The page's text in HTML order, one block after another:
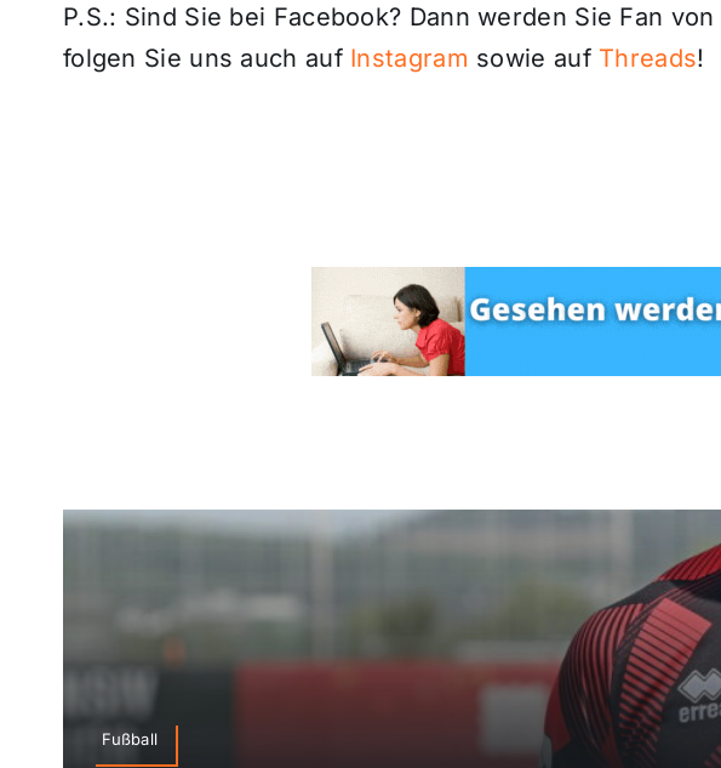
P.S.: Sind Sie bei Facebook? Dann werden Sie Fan von
folgen Sie uns auch auf Instagram sowie auf Threads!
Fußball